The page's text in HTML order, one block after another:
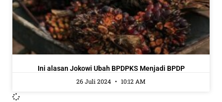
Ini alasan Jokowi Ubah BPDPKS Menjadi BPDP
26 Juli 2024
10:12 AM